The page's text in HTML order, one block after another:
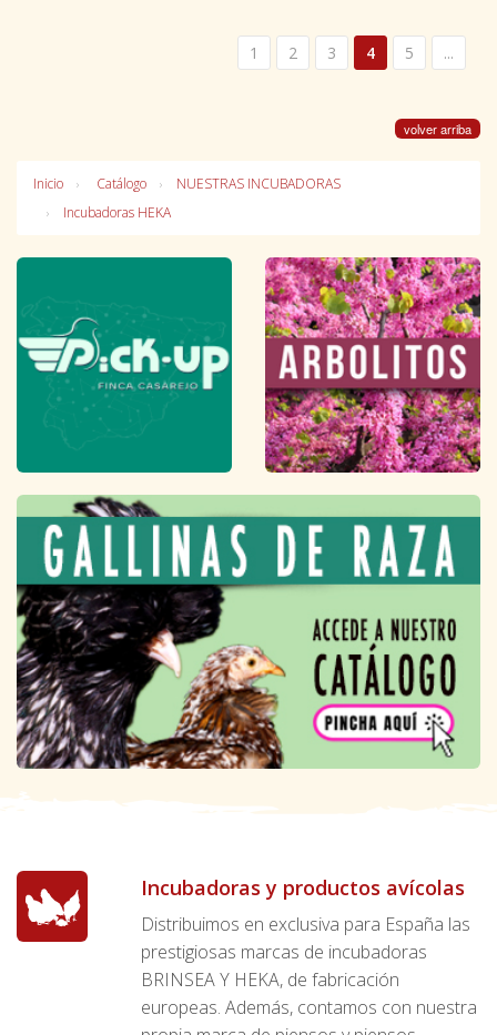
1 2 3 4 5 ...
volver arriba
Inicio Catálogo
NUESTRAS INCUBADORAS
Incubadoras HEKA
Incubadoras y productos avícolas
Distribuimos en exclusiva para España las
prestigiosas marcas de incubadoras
BRINSEA Y HEKA, de fabricación
europeas. Además, contamos con nuestra